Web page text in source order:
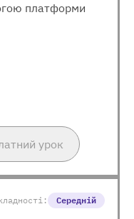
платформи
урок
Середній